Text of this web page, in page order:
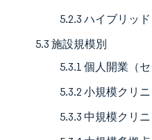
5.2.3 ハイブリッド
5.3 施設規模別
5.3.1 個人開業（
5.3.2 小規模クリニ
5.3.3 中規模クリニ